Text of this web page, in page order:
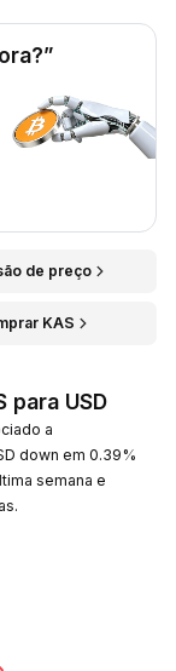
de preço
KAS
para USD
a
down em 0.39%
semana e